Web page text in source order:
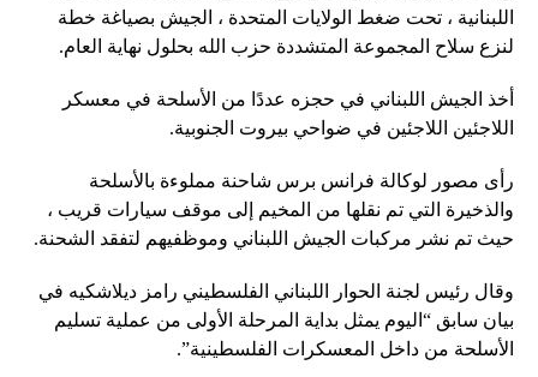
اللبنانية ، تحت ضغط الولايات المتحدة ، الجيش بصياغة خطة
لنزع سلاح المجموعة المتشددة حزب الله بحلول نهاية العام.
أخذ الجيش اللبناني في حجزه عددًا من الأسلحة في معسكر
اللاجئين اللاجئين في ضواحي بيروت الجنوبية.
رأى مصور لوكالة فرانس برس شاحنة مملوءة بالأسلحة
والذخيرة التي تم نقلها من المخيم إلى موقف سيارات قريب ،
حيث تم نشر مركبات الجيش اللبناني وموظفيهم لتفقد الشحنة.
وقال رئيس لجنة الحوار اللبناني الفلسطيني رامز ديلاشكيه في
بيان سابق “اليوم يمثل بداية المرحلة الأولى من عملية تسليم
الأسلحة من داخل المعسكرات الفلسطينية”.